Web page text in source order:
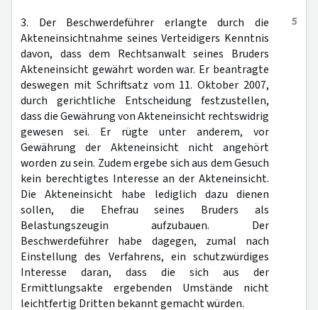
5
3. Der Beschwerdeführer erlangte durch die
Akteneinsichtnahme seines Verteidigers Kenntnis
davon, dass dem Rechtsanwalt seines Bruders
Akteneinsicht gewährt worden war. Er beantragte
deswegen mit Schriftsatz vom 11. Oktober 2007,
durch gerichtliche Entscheidung festzustellen,
dass die Gewährung von Akteneinsicht rechtswidrig
gewesen sei. Er rügte unter anderem, vor
Gewährung der Akteneinsicht nicht angehört
worden zu sein. Zudem ergebe sich aus dem Gesuch
kein berechtigtes Interesse an der Akteneinsicht.
Die Akteneinsicht habe lediglich dazu dienen
sollen, die Ehefrau seines Bruders als
Belastungszeugin aufzubauen. Der
Beschwerdeführer habe dagegen, zumal nach
Einstellung des Verfahrens, ein schutzwürdiges
Interesse daran, dass die sich aus der
Ermittlungsakte ergebenden Umstände nicht
leichtfertig Dritten bekannt gemacht würden.